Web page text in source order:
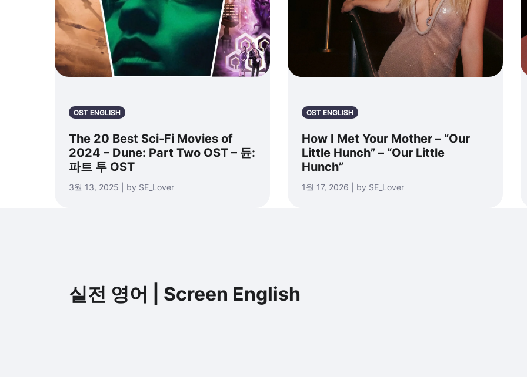
OST ENGLISH
The 20 Best Sci-Fi Movies of
2024 – Dune: Part Two OST – 듄:
파트 투 OST
3월 13, 2025 | by SE_Lover
OST ENGLISH
How I Met Your Mother – “Our
Little Hunch” – “Our Little
Hunch”
1월 17, 2026 | by SE_Lover
실전 영어 | Screen English